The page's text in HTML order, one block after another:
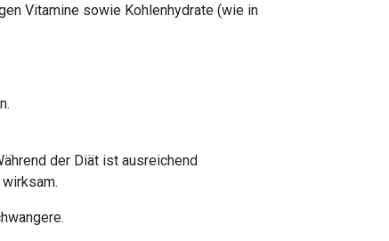
Vitamine sowie Kohlenhydrate (wie in
der Diät ist ausreichend